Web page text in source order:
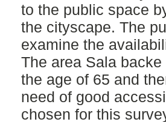
to the public space
the cityscape. The
examine the
The area Sala
the age of 65 and
need of good
chosen for this